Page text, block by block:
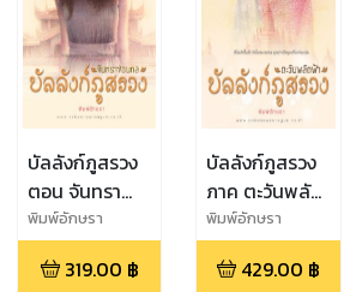
บัลลังก์ภูสรวง
ตอน จันทรา
ซ่อนกล
พิมพ์อักษรา
319.00 ฿
บัลลังก์ภูสรวง
ภาค ตะวันพลัด
ฟ้า
พิมพ์อักษรา
429.00 ฿